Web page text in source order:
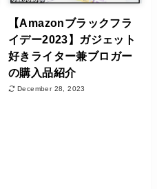
【Amazonブラックフラ
イデー2023】ガジェット
好きライター兼ブロガー
の購入品紹介
December 28, 2023